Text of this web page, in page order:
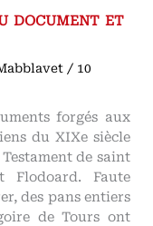
document et
/ 10
forgés aux
du XIXe siècle
de saint
Flodoard. Faute
des pans entiers
de Tours ont